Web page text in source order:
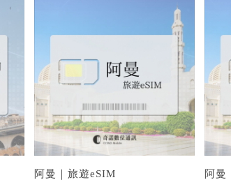
阿曼｜旅遊eSIM 阿曼